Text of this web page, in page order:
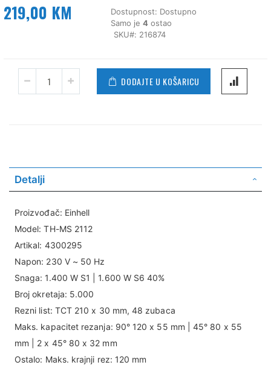
219,00 KM Dostupnost: Dostupno
Samo je 4 ostao
SKU
216874
DODAJTE U KOŠARICU
Detalji
Proizvođač: Einhell
Model: TH-MS 2112
Artikal: 4300295
Napon: 230 V ~ 50 Hz
Snaga: 1.400 W S1 | 1.600 W S6 40%
Broj okretaja: 5.000
Rezni list: TCT 210 x 30 mm, 48 zubaca
Maks. kapacitet rezanja: 90° 120 x 55 mm | 45° 80 x 55
mm | 2 x 45° 80 x 32 mm
Ostalo: Maks. krajnji rez: 120 mm